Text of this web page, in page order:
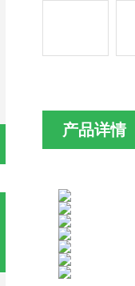
产品详情